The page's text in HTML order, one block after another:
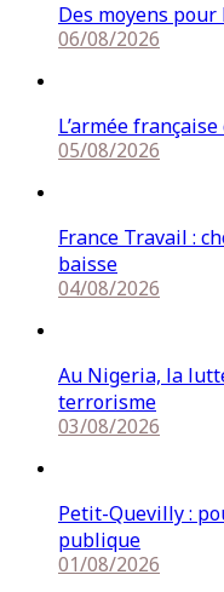
Des moyens pour
06/08/2026
L’armée
05/08/2026
France Travail :
baisse
04/08/2026
Au Nigeria, la
terrorisme
03/08/2026
Petit-Quevilly :
publique
01/08/2026